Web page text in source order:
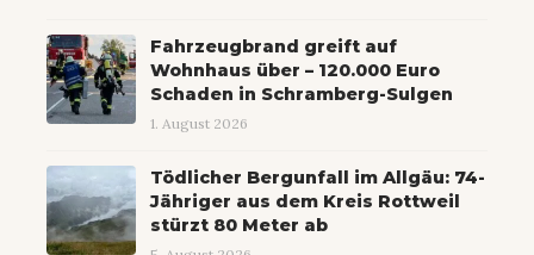
Fahrzeugbrand greift auf
Wohnhaus über – 120.000 Euro
Schaden in Schramberg-Sulgen
1. August 2026
Tödlicher Bergunfall im Allgäu: 74-
Jähriger aus dem Kreis Rottweil
stürzt 80 Meter ab